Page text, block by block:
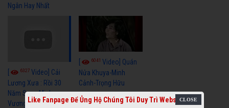
Ngân Hay Nhất
6327 Video] Cải
Lương Xưa : Rồi 30
Năm Sau - Minh
Vương Lệ Thủy | cải
6041Video] Quán
Nửa Khuya-Minh
Cảnh-Trọng Hữu
Like Fanpage Để Ủng Hộ Chúng Tôi Duy Trì Website